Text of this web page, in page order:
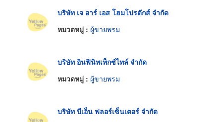
บริษัท เจ อาร์ เอส โฮมโปรดักส์ จำกัด
หมวดหมู่ : ผู้ขายพรม
บริษัท อินฟินิทเท็กซ์ไทล์ จำกัด
หมวดหมู่ : ผู้ขายพรม
บริษัท บีเอ็น ฟลอร์เซ็นเตอร์ จำกัด